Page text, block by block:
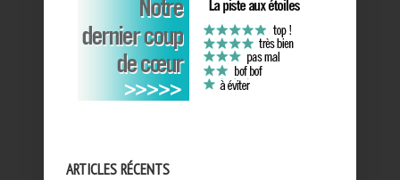
ARTICLES RÉCENTS